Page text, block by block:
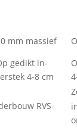
mm massief
gedikt in-
4-8 cm
RVS